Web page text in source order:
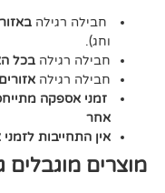
באזור ירושלים
בכל הארץ1-5 ימי עסקים
אזורים חריגים1-7 ימי עסקים
מתייחסים להזמנות שלא
לזמני אספקה.
גיאוגרפית: